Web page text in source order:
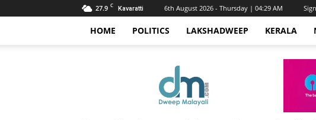
27.9 C Kavaratti 6th August 2026 - Thursday | 04:29 AM
HOME POLITICS LAKSHADWEEP KERALA